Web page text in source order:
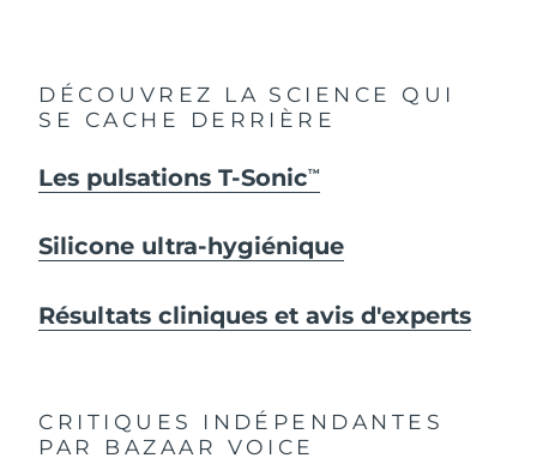
DÉCOUVREZ LA SCIENCE QUI
SE CACHE DERRIÈRE
Les pulsations T-SonicTM
Silicone ultra-hygiénique
Résultats cliniques et avis d'experts
CRITIQUES INDÉPENDANTES
PAR BAZAAR VOICE